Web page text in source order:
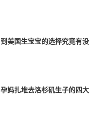
到美国生宝宝的选择究竟有
孕妈扎堆去洛杉矶生子的四